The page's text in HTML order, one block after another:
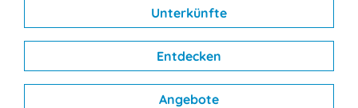
Unterkünfte
Entdecken
Angebote